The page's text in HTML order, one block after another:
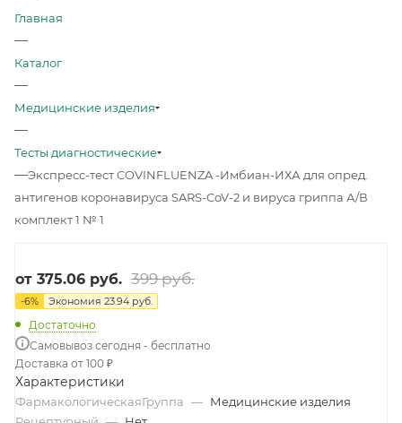
Главная
—
Каталог
—
Медицинские изделия
—
Тесты диагностические
—Экспресс-тест COVINFLUENZA -Имбиан-ИХА для опред.
антигенов коронавируса SARS-CoV-2 и вируса гриппа А/В
комплект 1 № 1
от 375.06 руб. 399 руб.
-6% Экономия 23.94 руб.
Достаточно
Самовывоз сегодня - бесплатно
Доставка от 100 ₽
Характеристики
ФармакологическаяГруппа — Медицинские изделия